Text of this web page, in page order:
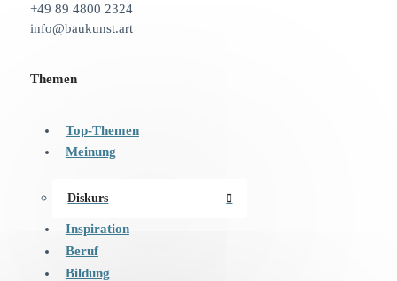
+49 89 4800 2324
info@baukunst.art
Themen
Top-Themen
Meinung
Diskurs
Inspiration
Beruf
Bildung